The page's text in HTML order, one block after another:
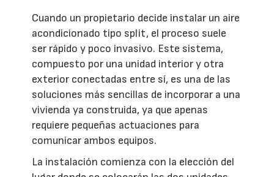
Cuando un propietario decide instalar un aire
acondicionado tipo split, el proceso suele
ser rápido y poco invasivo. Este sistema,
compuesto por una unidad interior y otra
exterior conectadas entre sí, es una de las
soluciones más sencillas de incorporar a una
vivienda ya construida, ya que apenas
requiere pequeñas actuaciones para
comunicar ambos equipos.
La instalación comienza con la elección del